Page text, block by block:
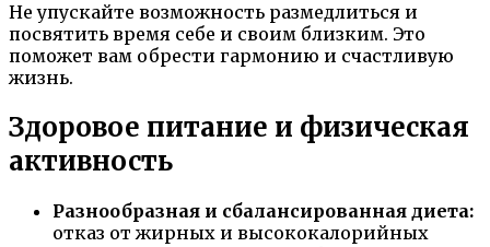
Не упускайте возможность размедлиться и
посвятить время себе и своим близким. Это
поможет вам обрести гармонию и счастливую
жизнь.
Здоровое питание и физическая
активность
Разнообразная и сбалансированная диета:
отказ от жирных и высококалорийных